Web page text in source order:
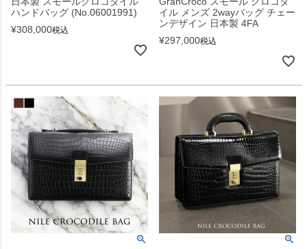
ハンドバッグ (No.06001991)
¥308,000税込
イル メンズ 2wayバッグ チェー
ンデザイン 日本製 4FA
¥297,000税込